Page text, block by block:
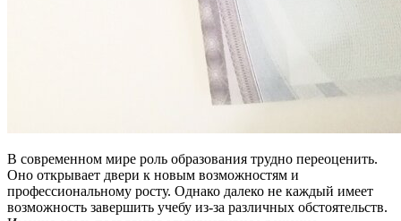
В современном мире роль образования трудно переоценить.
Оно открывает двери к новым возможностям и
профессиональному росту. Однако далеко не каждый имеет
возможность завершить учебу из-за различных обстоятельств.